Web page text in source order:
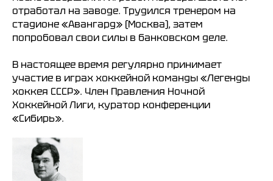
отработал на заводе. Трудился тренером на
стадионе «Авангард» (Москва), затем
попробовал свои силы в банковском деле.
В настоящее время регулярно принимает
участие в играх хоккейной команды «Легенды
хоккея СССР». Член Правления Ночной
Хоккейной Лиги, куратор конференции
«Сибирь».